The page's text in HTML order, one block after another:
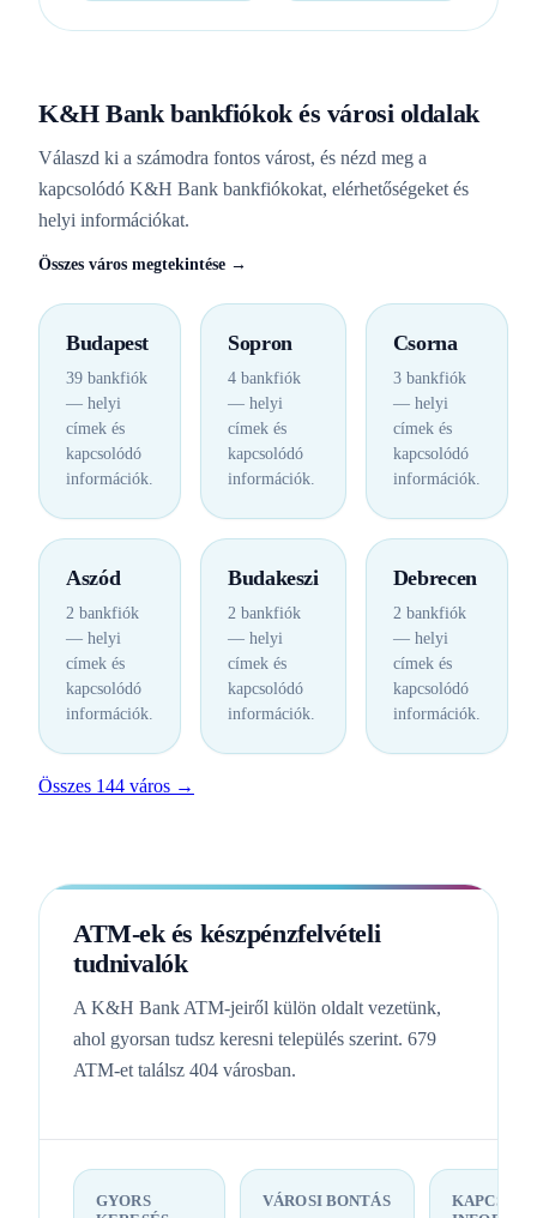
K&H Bank bankfiókok és városi oldalak
Válaszd ki a számodra fontos várost, és nézd meg a
kapcsolódó K&H Bank bankfiókokat, elérhetőségeket és
helyi információkat.
Összes város megtekintése →
Budapest
39 bankfiók
— helyi
címek és
kapcsolódó
információk.
Sopron
4 bankfiók
— helyi
címek és
kapcsolódó
információk.
Csorna
3 bankfiók
— helyi
címek és
kapcsolódó
információk.
Aszód
2 bankfiók
— helyi
címek és
kapcsolódó
információk.
Budakeszi
2 bankfiók
— helyi
címek és
kapcsolódó
információk.
Debrecen
2 bankfiók
— helyi
címek és
kapcsolódó
információk.
Összes 144 város →
ATM-ek és készpénzfelvételi
tudnivalók
A K&H Bank ATM-jeiről külön oldalt vezetünk,
ahol gyorsan tudsz keresni település szerint. 679
ATM-et találsz 404 városban.
GYORS
VÁROSI BONTÁS